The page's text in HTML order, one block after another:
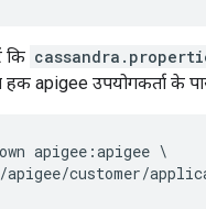
कि
हक apigee उपयोगकर्ता के
apigee:apigee \
customer/